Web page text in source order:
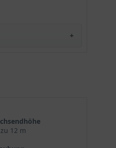
sie in jedem
12 m